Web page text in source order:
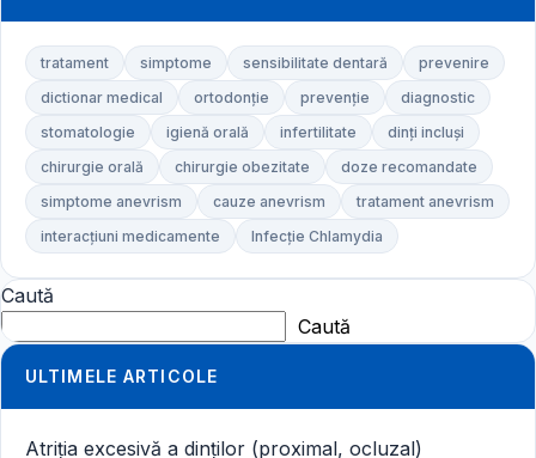
tratament simptome sensibilitate dentară
prevenire
dictionar medical
ortodonție prevenție
diagnostic
stomatologie
igienă orală infertilitate
dinți incluși
chirurgie orală
chirurgie obezitate
doze recomandate
simptome anevrism
cauze anevrism
tratament anevrism
interacțiuni medicamente
Infecție Chlamydia
Caută
Caută
ULTIMELE ARTICOLE
Atriția excesivă a dinților (proximal, ocluzal)